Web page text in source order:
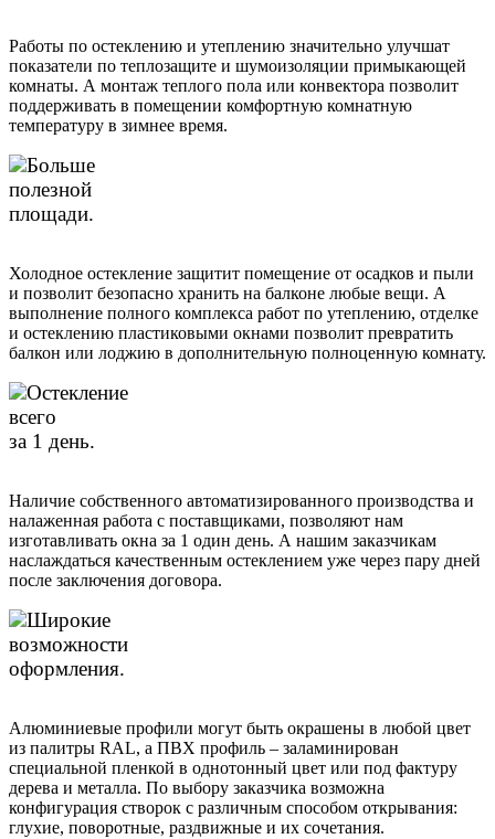
Работы по остеклению и утеплению значительно улучшат
показатели по теплозащите и шумоизоляции примыкающей
комнаты. А монтаж теплого пола или конвектора позволит
поддерживать в помещении комфортную комнатную
температуру в зимнее время.
Больше
полезной
площади.
Холодное остекление защитит помещение от осадков и пыли
и позволит безопасно хранить на балконе любые вещи. А
выполнение полного комплекса работ по утеплению, отделке
и остеклению пластиковыми окнами позволит превратить
балкон или лоджию в дополнительную полноценную комнату.
Остекление
всего
за 1 день.
Наличие собственного автоматизированного производства и
налаженная работа с поставщиками, позволяют нам
изготавливать окна за 1 один день. А нашим заказчикам
наслаждаться качественным остеклением уже через пару дней
после заключения договора.
Широкие
возможности
оформления.
Алюминиевые профили могут быть окрашены в любой цвет
из палитры RAL, а ПВХ профиль – заламинирован
специальной пленкой в однотонный цвет или под фактуру
дерева и металла. По выбору заказчика возможна
конфигурация створок с различным способом открывания:
глухие, поворотные, раздвижные и их сочетания.